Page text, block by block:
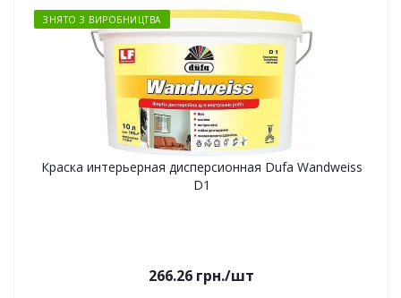
ЗНЯТО З ВИРОБНИЦТВА
Краска интерьерная дисперсионная Dufa Wandweiss
D1
266.26 грн./шт